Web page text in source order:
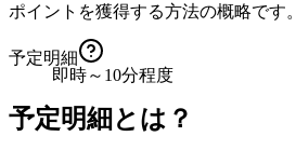
ポイントを獲得する方法の概略です。
予定明細
即時～10分程度
予定明細とは？